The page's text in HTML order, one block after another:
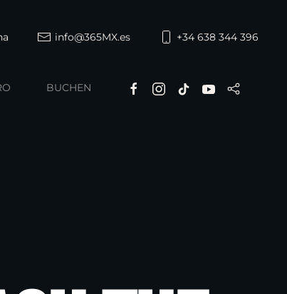
info@365MX.es +34 638 344 396
BUCHEN